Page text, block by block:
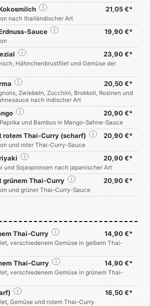
21,05 €*
i
nach thailändischer Art
Sauce 19,90 €*
i
23,90 €*
i
Hähnchenbrustfilet und Gemüse der
20,50 €*
i
Zwiebeln, Zucchini, Brokkoli, Rosinen und
nach indischer Art
20,90 €*
i
und Bambus in Mango-Sahne-Sauce
rotem Thai-Curry (scharf) 20,90 €*
i
und roter Thai-Curry-Sauce
20,90 €*
i
und Sojasprossen nach japanischer Art
grünem Thai-Curry 20,90 €*
i
und grüner Thai-Curry-Sauce
Thai-Curry 14,90 €*
i
verschiedenem Gemüse in gelbem Thai-
Thai-Curry 14,90 €*
i
verschiedenem Gemüse in grünem Thai-
16,50 €*
i
Gemüse und rotem Thai-Curry